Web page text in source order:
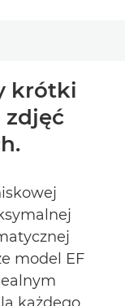
krótki
model EF